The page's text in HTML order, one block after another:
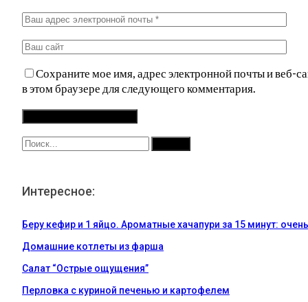
Сохраните мое имя, адрес электронной почты и веб-
в этом браузере для следующего комментария.
Интересное:
Беру кефир и 1 яйцо. Ароматные хачапури за 15 минут:
Домашние котлеты из фарша
Салат “Острые ощущения”
Перловка с куриной печенью и картофелем